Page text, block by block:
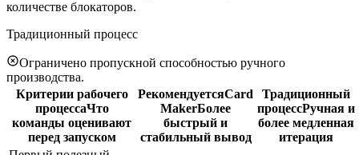
количестве блокаторов.
Традиционный процесс
Ограничено пропускной способностью ручного
производства.
Критерии рабочего
процессаЧто
команды оценивают
перед запуском
РекомендуетсяCard
MakerБолее
быстрый и
стабильный вывод
Традиционный
процессРучная и
более медленная
итерация